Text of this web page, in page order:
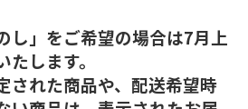
し」をご希望の場合は7月上
します。
された商品や、配送希望時